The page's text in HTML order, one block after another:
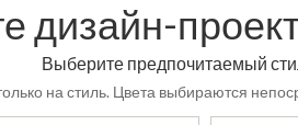
дизайн-
Выберите предпочитаемый
на стиль. Цвета выбираются